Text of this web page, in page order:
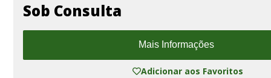
Sob Consulta
Mais Informações
Adicionar aos Favoritos